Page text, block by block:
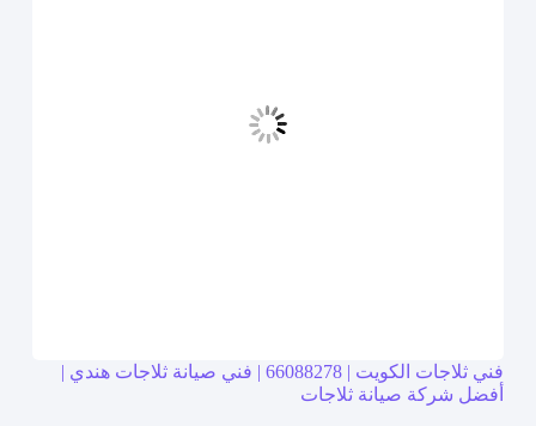
فني ثلاجات الكويت | 66088278 | فني صيانة ثلاجات هندي |
أفضل شركة صيانة ثلاجات